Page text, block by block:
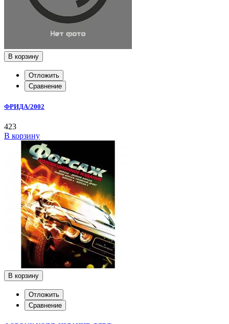
В корзину
Отложить
Сравнение
ФРИДА/2002
423
В корзину
В корзину
Отложить
Сравнение